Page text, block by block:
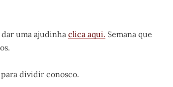
uma ajudinhaclica aqui. Semana que
para dividir conosco.